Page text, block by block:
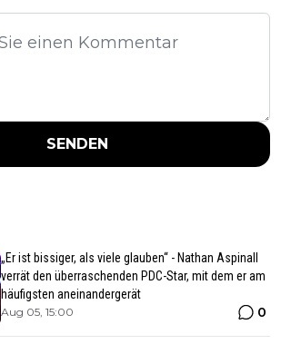
SENDEN
„Er ist bissiger, als viele glauben“ - Nathan Aspinall
verrät den überraschenden PDC-Star, mit dem er am
häufigsten aneinandergerät
Aug 05, 15:00 0